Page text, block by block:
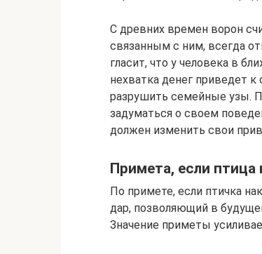
С древних времен ворон
связанным с ним, всегда
гласит, что у человека в
нехватка денег приведет
разрушить семейные узы.
задуматься о своем
должен изменить свои
Примета, если птица
По примете, если птичка
дар, позволяющий в
Значение приметы